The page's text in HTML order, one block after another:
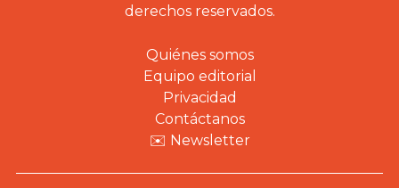
derechos reservados.
Quiénes somos
Equipo editorial
Privacidad
Contáctanos
✉️ Newsletter